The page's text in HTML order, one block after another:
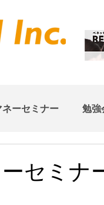
ネーセミナー 勉強
セミナ